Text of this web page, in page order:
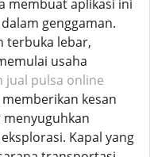
membuat aplikasi ini
genggaman.
terbuka lebar,
usaha
jual pulsa online
kesan
Kapal yang